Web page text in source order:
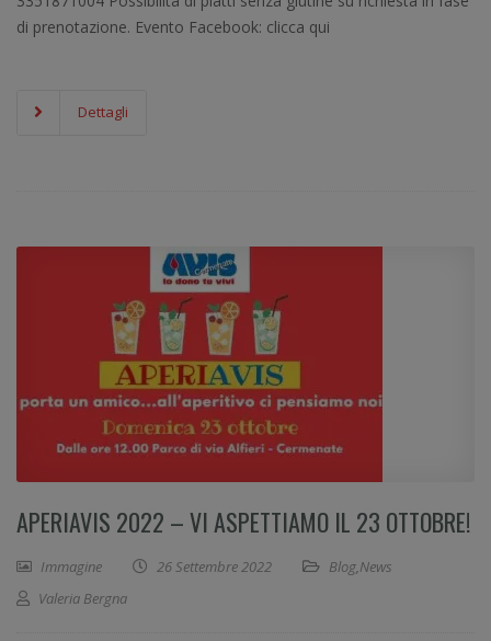
di prenotazione. Evento Facebook: clicca qui
Dettagli
APERIAVIS 2022 – VI ASPETTIAMO IL 23 OTTOBRE!
Immagine 26 Settembre 2022 Blog,News
Valeria Bergna